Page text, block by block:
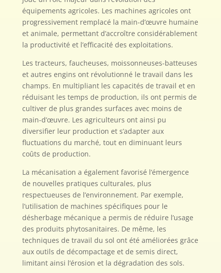
équipements agricoles. Les machines agricoles ont
progressivement remplacé la main-d’œuvre humaine
et animale, permettant d’accroître considérablement
la productivité et l’efficacité des exploitations.
Les tracteurs, faucheuses, moissonneuses-batteuses
et autres engins ont révolutionné le travail dans les
champs. En multipliant les capacités de travail et en
réduisant les temps de production, ils ont permis de
cultiver de plus grandes surfaces avec moins de
main-d’œuvre. Les agriculteurs ont ainsi pu
diversifier leur production et s’adapter aux
fluctuations du marché, tout en diminuant leurs
coûts de production.
La mécanisation a également favorisé l’émergence
de nouvelles pratiques culturales, plus
respectueuses de l’environnement. Par exemple,
l’utilisation de machines spécifiques pour le
désherbage mécanique a permis de réduire l’usage
des produits phytosanitaires. De même, les
techniques de travail du sol ont été améliorées grâce
aux outils de décompactage et de semis direct,
limitant ainsi l’érosion et la dégradation des sols.